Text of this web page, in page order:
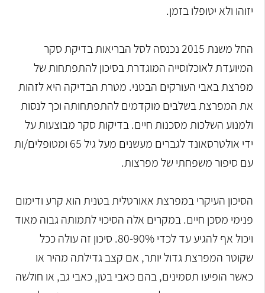
יזוהו ולא יטופלו בזמן.
החל משנת 2015 נכנסה לסל הבריאות בדיקת סקר
המיועדת לאוכלוסייה המוגדרת בסיכון להתפתחות של
מפרצת באבי העורקים הבטני. מטרת הבדיקה היא לזהות
את המפרצת בשלבים מוקדמים להתפתחותה וכך לנסות
ולמנוע השלכות מסכנות חיים. בדיקות סקר מבוצעות על
ידי אולטרסאונד לגברים מעשנים מעל גיל 65 ומטופלים/ות
עם סיפור משפחתי של מפרצות.
הסיכון העיקרי במפרצת אאורטלית בטנית הוא קרע ודימום
פנימי מסכן חיים. במקרים אלה הסיכוי לתמותה גבוה מאוד
ויכול אף להגיע עד לכדי 80-90%. סיכון זה עולה ככל
שקוטר המפרצת גדול יותר, אם קצב גדילתה מהיר או
כאשר הופיעו תסמינים, בהם כאבי בטן, כאבי גב, או חולשה